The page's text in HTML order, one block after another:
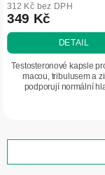
312 Kč bez DPH
349 Kč
DETAIL
Testosteronové kapsle
macou, tribulusem a
podporují normální